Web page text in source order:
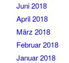
Juni 2018
April 2018
März 2018
Februar 2018
Januar 2018